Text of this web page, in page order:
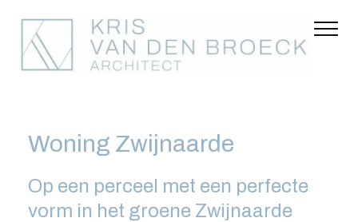
Woning Zwijnaarde
Op een perceel met een perfecte
vorm in het groene Zwijnaarde